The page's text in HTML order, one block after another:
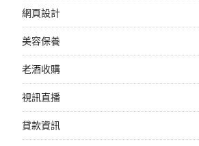
網頁設計
美容保養
老酒收購
視訊直播
貸款資訊